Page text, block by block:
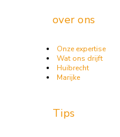
over ons
Onze expertise
Wat ons drijft
Huibrecht
Marijke
Tips